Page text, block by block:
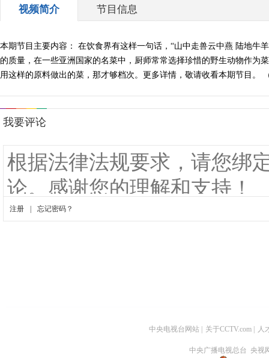
视频简介 节目信息
本期节目主要内容： 在饮食界有这样一句话，“山中走兽云中燕 陆地牛
的质量，在一些亚洲国家的名菜中，厨师常常选择珍惜的野生动物作为
用这样的原料做出的菜，那才够档次。更多详情，敬请收看本期节目。
中央电视台网站 关于CCTV.com 人
中央广播电视总台 央视